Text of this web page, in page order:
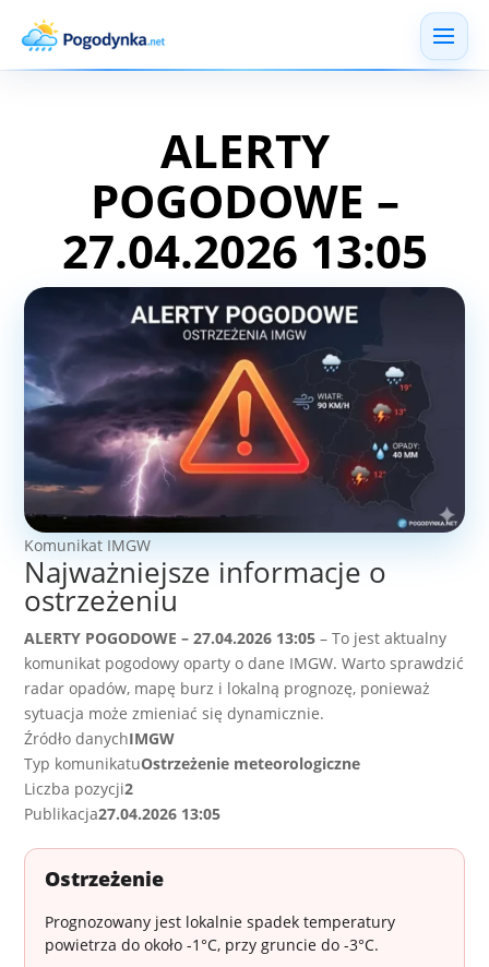
ALERTY
POGODOWE –
27.04.2026 13:05
Komunikat IMGW
Najważniejsze informacje o
ostrzeżeniu
ALERTY POGODOWE – 27.04.2026 13:05 – To jest aktualny
komunikat pogodowy oparty o dane IMGW. Warto sprawdzić
radar opadów, mapę burz i lokalną prognozę, ponieważ
sytuacja może zmieniać się dynamicznie.
Źródło danychIMGW
Typ komunikatuOstrzeżenie meteorologiczne
Liczba pozycji2
Publikacja27.04.2026 13:05
Ostrzeżenie
Prognozowany jest lokalnie spadek temperatury
powietrza do około -1°C, przy gruncie do -3°C.